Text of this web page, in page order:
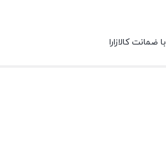
با ضمانت کالازارا